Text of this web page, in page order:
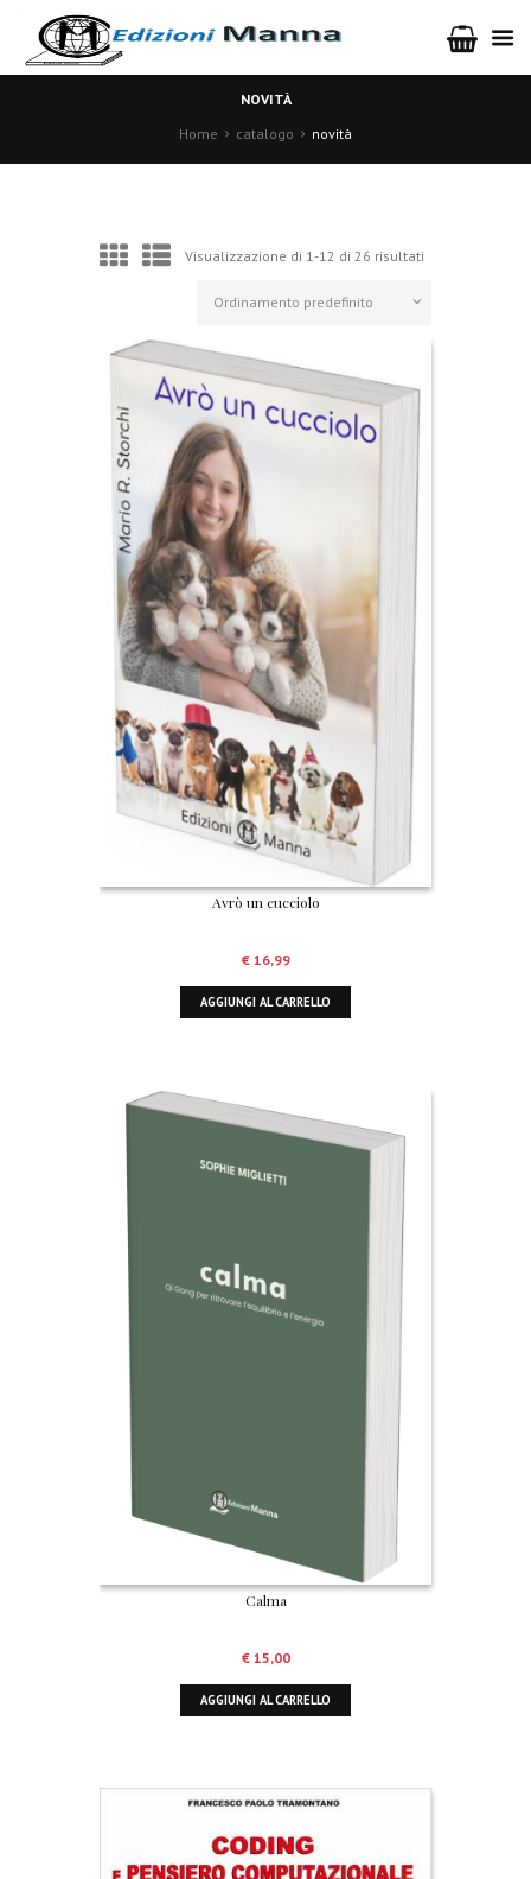
NOVITÀ
Home
catalogo novità
Visualizzazione di 1-12 di 26 risultati
Avrò un cucciolo
€16,99
AGGIUNGI AL CARRELLO
Calma
€15,00
AGGIUNGI AL CARRELLO